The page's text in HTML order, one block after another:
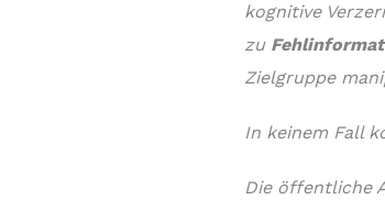
kognitive
zu
Zielgruppe
In keinem Fall
Die öffentliche